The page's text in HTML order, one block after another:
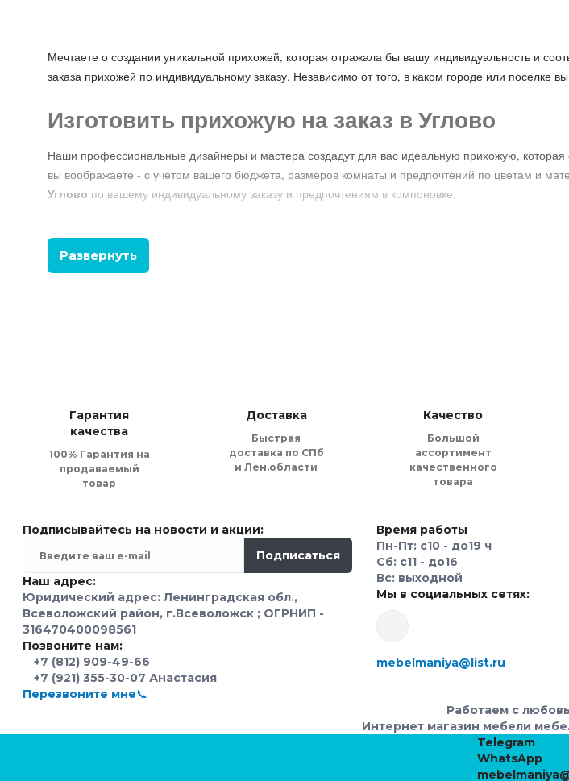
Мечтаете о создании уникальной прихожей, которая отражала бы вашу индивидуальность и
заказа прихожей по индивидуальному заказу. Независимо от того, в каком городе или поселке
Изготовить прихожую на заказ в Углово
Наши профессиональные дизайнеры и мастера создадут для вас идеальную прихожую,
вы воображаете - с учетом вашего бюджета, размеров комнаты и предпочтений по цветам и
Углово по вашему индивидуальному заказу и предпочтениям в компоновке.
Мы предлагаем широкий выбор моделей прихожей мебели, а также возможность изготовления
даже мелкие детали, чтобы создать уникальную и неповторимую прихожую, отражающую вашу
семьей и друзьями, наслаждаться комфортом и красотой своего интерьера.
Развернуть
Гарантия
качества
100% Гарантия на
продаваемый
товар
Доставка
Быстрая
доставка по СПб
и Лен.области
Качество
Большой
ассортимент
качественного
товара
Подписывайтесь на новости и акции:
Подписаться
Наш адрес:
Юридический адрес: Ленинградская обл.,
Всеволожский район, г.Всеволожск ; ОГРНИП -
316470400098561
Позвоните нам:
+7 (812) 909-49-66
+7 (921) 355-30-07 Анастасия
Перезвоните мне📞
Время работы
Пн-Пт: с10 - до19 ч
Сб: с11 - до16
Вс: выходной
Мы в социальных сетях:
mebelmaniya@list.ru
Работаем с
Интернет магазин мебели
Telegram
WhatsApp